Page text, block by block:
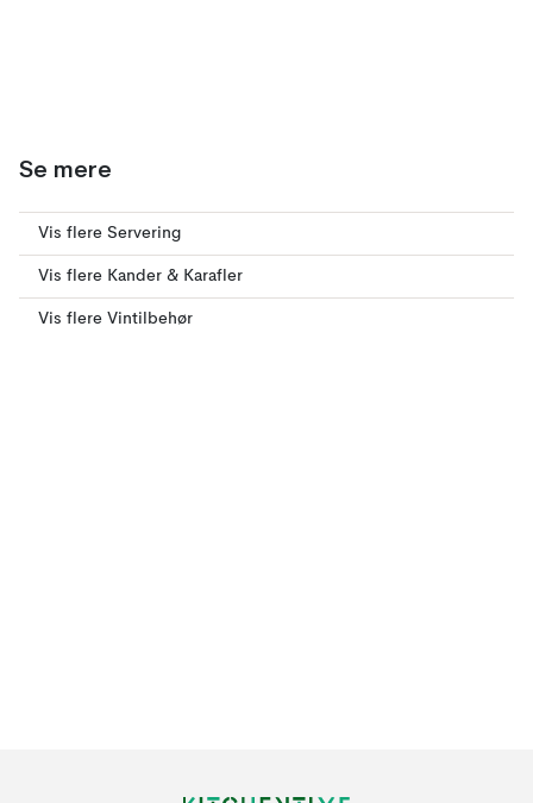
Se mere
Vis flere Servering
Vis flere Kander & Karafler
Vis flere Vintilbehør